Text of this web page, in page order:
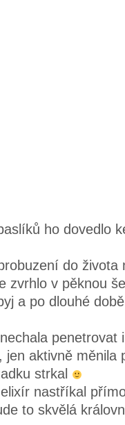
ho dovedlo
do života
zvrhlo v pěknou
a po dlouhé
penetrovat
jen aktivně měnila
strkal
nastříkal
to skvělá